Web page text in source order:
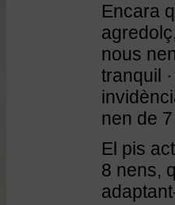
Encara
nous
tranquil
nen de
El pis
8 nens,